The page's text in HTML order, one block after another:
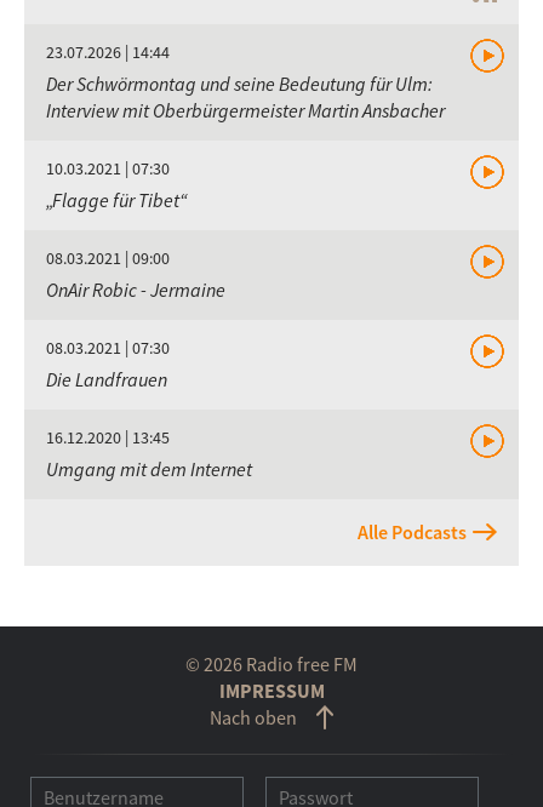
23.07.2026 | 14:44
Der Schwörmontag und seine Bedeutung für Ulm:
Interview mit Oberbürgermeister Martin Ansbacher
10.03.2021 | 07:30
„Flagge für Tibet“
08.03.2021 | 09:00
OnAir Robic - Jermaine
08.03.2021 | 07:30
Die Landfrauen
16.12.2020 | 13:45
Umgang mit dem Internet
Alle Podcasts
© 2026 Radio free FM
IMPRESSUM
Nach oben